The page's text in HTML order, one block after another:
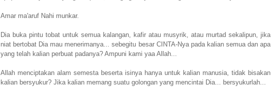
Amar ma'aruf Nahi munkar.
Dia buka pintu tobat untuk semua kalangan, kafir atau musyrik, atau murtad sekalipun, jika
niat bertobat Dia mau menerimanya... sebegitu besar CINTA-Nya pada kalian semua dan apa
yang telah kalian perbuat padanya? Ampuni kami yaa Allah...
Allah menciptakan alam semesta beserta isinya hanya untuk kalian manusia, tidak bisakan
kalian bersyukur? Jika kalian memang suatu golongan yang mencintai Dia... bersyukurlah...